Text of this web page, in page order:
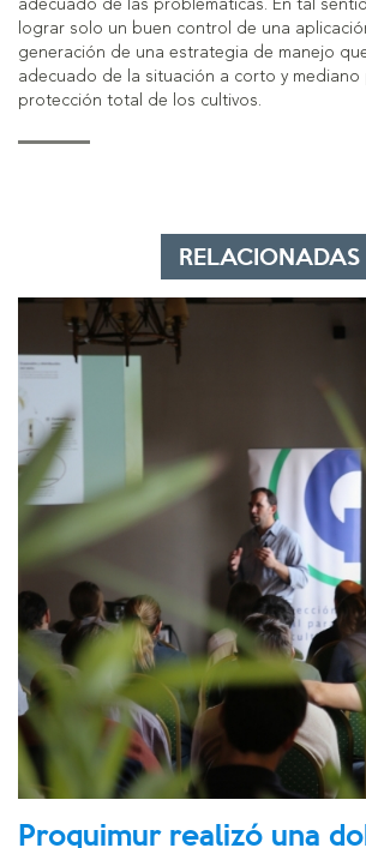
adecuado de las problemáticas. En tal
lograr solo un buen control de una
generación de una estrategia de manejo
adecuado de la situación a corto y mediano
protección total de los cultivos.
RELACIONADAS
Proquimur realizó una